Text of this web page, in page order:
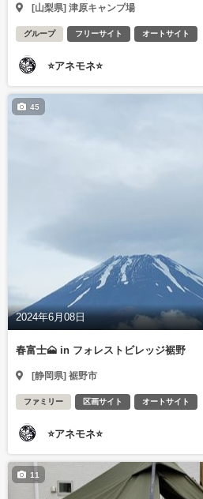
[山梨県] 津原キャンプ場
グループ フリーサイト オートサイト
⭐アネモネ⭐
2024年6月08日
45
春富士🗻 in フォレストビレッジ裾野
[静岡県] 裾野市
ファミリー 区画サイト オートサイト
⭐アネモネ⭐
11